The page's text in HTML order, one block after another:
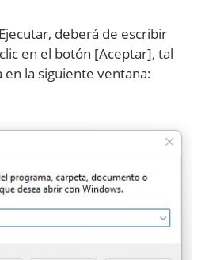
deberá de escribir
en el botón [Aceptar], tal
la siguiente ventana: